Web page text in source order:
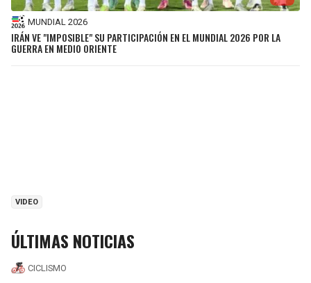
MUNDIAL 2026
IRÁN VE "IMPOSIBLE" SU PARTICIPACIÓN EN EL MUNDIAL 2026 POR LA
GUERRA EN MEDIO ORIENTE
VIDEO
ÚLTIMAS NOTICIAS
CICLISMO